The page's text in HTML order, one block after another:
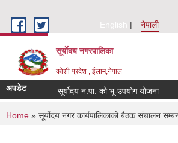
English
नेपाली
सूर्याेदय नगरपालिका
कोशी प्रदेश , ईलाम,नेपाल
अपडेट सूर्योदय न.पा. को भू-उपयोग योजना
You are here
Home » सूर्योदय नगर कार्यपालिकाको बैठक संचालन